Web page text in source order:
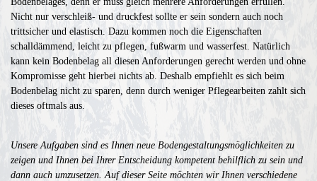
Nicht nur verschleiß- und druckfest sollte er sein sondern auch noch
trittsicher und elastisch. Dazu kommen noch die Eigenschaften
schalldämmend, leicht zu pflegen, fußwarm und wasserfest. Natürlich
kann kein Bodenbelag all diesen Anforderungen gerecht werden und ohne
Kompromisse geht hierbei nichts ab. Deshalb empfiehlt es sich beim
Bodenbelag nicht zu sparen, denn durch weniger Pflegearbeiten zahlt sich
dieses oftmals aus.
Unsere Aufgaben sind es Ihnen neue Bodengestaltungsmöglichkeiten zu
zeigen und Ihnen bei Ihrer Entscheidung kompetent behilflich zu sein und
dann auch umzusetzen. Auf dieser Seite möchten wir Ihnen verschiedene